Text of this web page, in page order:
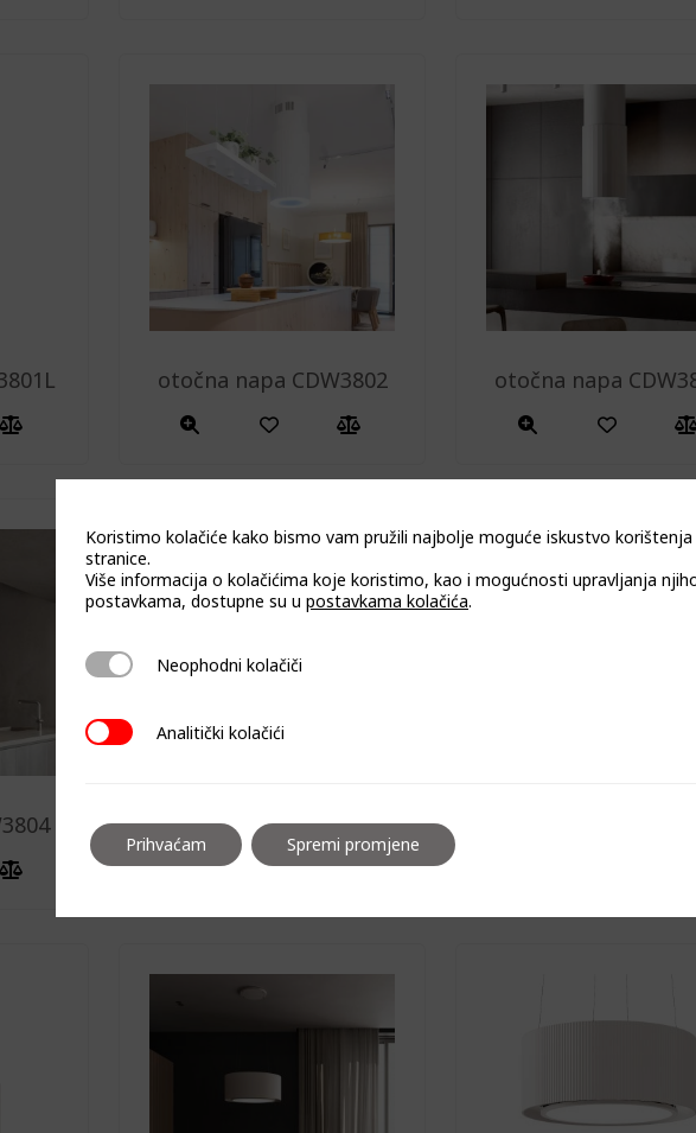
otočna napa CDW3802 otočna napa
otočna napa CDW4001
Koristimo kolačiće kako bismo vam pružili najbolje moguće iskustvo korištenja
stranice.
Više informacija o kolačićima koje koristimo, kao i mogućnosti upravljanja
postavkama, dostupne su u postavkama kolačića.
Neophodni kolačiči
Neophodni kolačiči
Analitički kolačići
Analitički kolačići
Prihvaćam Spremi promjene